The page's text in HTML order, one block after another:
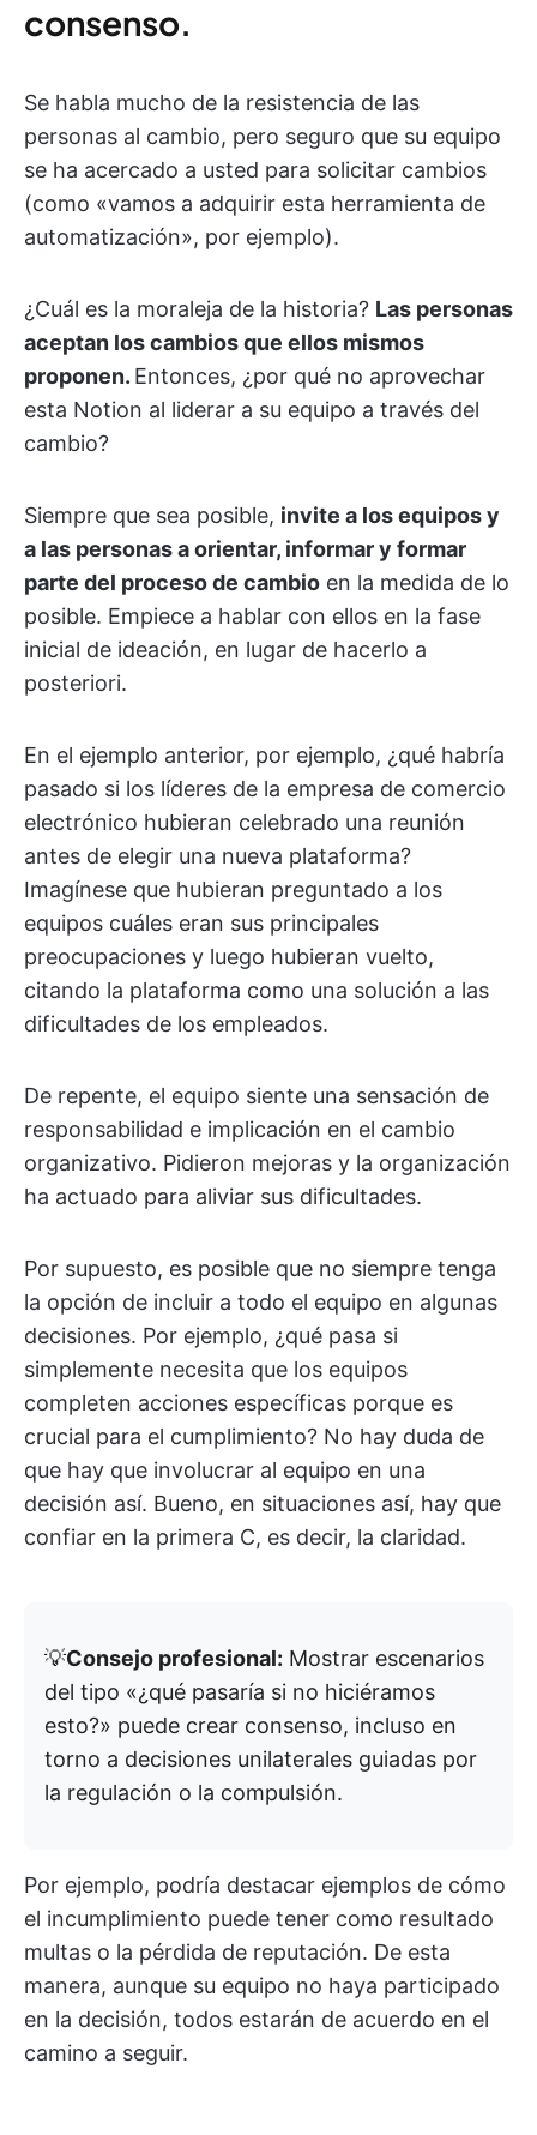
consenso.
Se habla mucho de la resistencia de las
personas al cambio, pero seguro que su equipo
se ha acercado a usted para solicitar cambios
(como «vamos a adquirir esta herramienta de
automatización», por ejemplo).
¿Cuál es la moraleja de la historia? Las personas
aceptan los cambios que ellos mismos
proponen. Entonces, ¿por qué no aprovechar
esta Notion al liderar a su equipo a través del
cambio?
Siempre que sea posible, invite a los equipos y
a las personas a orientar, informar y formar
parte del proceso de cambio en la medida de lo
posible. Empiece a hablar con ellos en la fase
inicial de ideación, en lugar de hacerlo a
posteriori.
En el ejemplo anterior, por ejemplo, ¿qué habría
pasado si los líderes de la empresa de comercio
electrónico hubieran celebrado una reunión
antes de elegir una nueva plataforma?
Imagínese que hubieran preguntado a los
equipos cuáles eran sus principales
preocupaciones y luego hubieran vuelto,
citando la plataforma como una solución a las
dificultades de los empleados.
De repente, el equipo siente una sensación de
responsabilidad e implicación en el cambio
organizativo. Pidieron mejoras y la organización
ha actuado para aliviar sus dificultades.
Por supuesto, es posible que no siempre tenga
la opción de incluir a todo el equipo en algunas
decisiones. Por ejemplo, ¿qué pasa si
simplemente necesita que los equipos
completen acciones específicas porque es
crucial para el cumplimiento? No hay duda de
que hay que involucrar al equipo en una
decisión así. Bueno, en situaciones así, hay que
confiar en la primera C, es decir, la claridad.
💡Consejo profesional: Mostrar escenarios
del tipo «¿qué pasaría si no hiciéramos
esto?» puede crear consenso, incluso en
torno a decisiones unilaterales guiadas por
la regulación o la compulsión.
Por ejemplo, podría destacar ejemplos de cómo
el incumplimiento puede tener como resultado
multas o la pérdida de reputación. De esta
manera, aunque su equipo no haya participado
en la decisión, todos estarán de acuerdo en el
camino a seguir.